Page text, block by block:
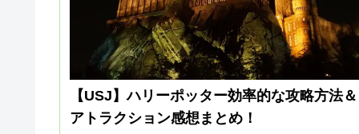
【USJ】ハリーポッター効率的な攻略方法＆
アトラクション感想まとめ！